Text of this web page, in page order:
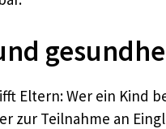
Eltern: Wer ein Kind
zur Teilnahme an